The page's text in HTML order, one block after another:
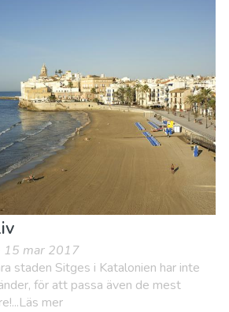
15 mar 2017
staden Sitges i Katalonien har inte
för att passa även de mest
mer